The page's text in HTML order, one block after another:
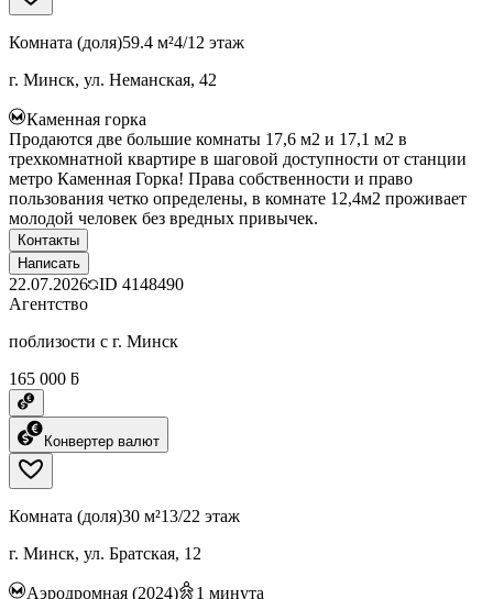
Комната (доля)59.4 м²4/12 этаж
г. Минск, ул. Неманская, 42
Каменная горка
Продаются две большие комнаты 17,6 м2 и 17,1 м2 в
трехкомнатной квартире в шаговой доступности от станции
метро Каменная Горка! Права собственности и право
пользования четко определены, в комнате 12,4м2 проживает
молодой человек без вредных привычек.
Контакты
Написать
22.07.2026 ID 4148490
Агентство
поблизости с г. Минск
165 000 ƃ
Конвертер валют
Комната (доля)30 м²13/22 этаж
г. Минск, ул. Братская, 12
Аэродромная (2024) 1 минута